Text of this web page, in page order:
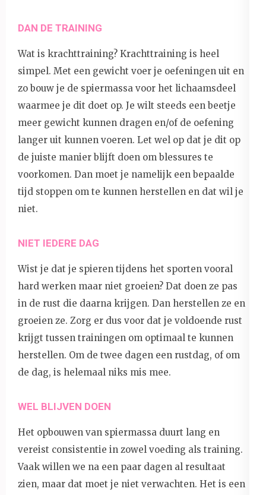
DAN DE TRAINING
Wat is krachttraining? Krachttraining is heel
simpel. Met een gewicht voer je oefeningen uit en
zo bouw je de spiermassa voor het lichaamsdeel
waarmee je dit doet op. Je wilt steeds een beetje
meer gewicht kunnen dragen en/of de oefening
langer uit kunnen voeren. Let wel op dat je dit op
de juiste manier blijft doen om blessures te
voorkomen. Dan moet je namelijk een bepaalde
tijd stoppen om te kunnen herstellen en dat wil je
niet.
NIET IEDERE DAG
Wist je dat je spieren tijdens het sporten vooral
hard werken maar niet groeien? Dat doen ze pas
in de rust die daarna krijgen. Dan herstellen ze en
groeien ze. Zorg er dus voor dat je voldoende rust
krijgt tussen trainingen om optimaal te kunnen
herstellen. Om de twee dagen een rustdag, of om
de dag, is helemaal niks mis mee.
WEL BLIJVEN DOEN
Het opbouwen van spiermassa duurt lang en
vereist consistentie in zowel voeding als training.
Vaak willen we na een paar dagen al resultaat
zien, maar dat moet je niet verwachten. Het is een